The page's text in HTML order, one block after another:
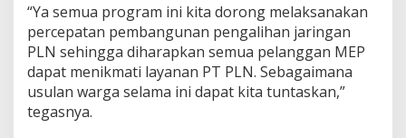
“Ya semua program ini kita dorong melaksanakan
percepatan pembangunan pengalihan jaringan
PLN sehingga diharapkan semua pelanggan MEP
dapat menikmati layanan PT PLN. Sebagaimana
usulan warga selama ini dapat kita tuntaskan,”
tegasnya.